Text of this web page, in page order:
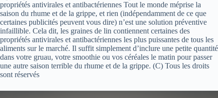
propriétés antivirales et antibactériennes Tout le monde méprise la
saison du rhume et de la grippe, et rien (indépendamment de ce que
certaines publicités peuvent vous dire) n’est une solution préventive
infaillible. Cela dit, les graines de lin contiennent certaines des
propriétés antivirales et antibactériennes les plus puissantes de tous les
aliments sur le marché. Il suffit simplement d’inclure une petite quantité
dans votre gruau, votre smoothie ou vos céréales le matin pour passer
une autre saison terrible du rhume et de la grippe. (C) Tous les droits
sont réservés